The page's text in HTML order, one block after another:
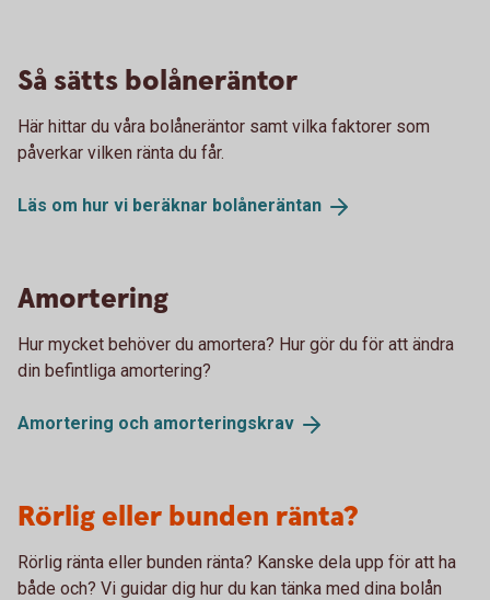
Så sätts bolåneräntor
Här hittar du våra bolåneräntor samt vilka faktorer som
påverkar vilken ränta du får.
Läs om hur vi beräknar bolåneräntan
Amortering
Hur mycket behöver du amortera? Hur gör du för att ändra
din befintliga amortering?
Amortering och amorteringskrav
Rörlig eller bunden ränta?
Rörlig ränta eller bunden ränta? Kanske dela upp för att ha
både och? Vi guidar dig hur du kan tänka med dina bolån